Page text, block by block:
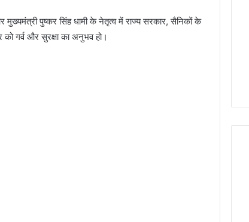
पुष्कर सिंह धामी के नेतृत्व में राज्य सरकार, सैनिकों के
गर्व और सुरक्षा का अनुभव हो।